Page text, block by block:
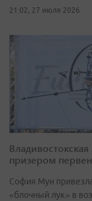
21:02, 27 июля 2026
призером
София Мун
«блочный лук» в